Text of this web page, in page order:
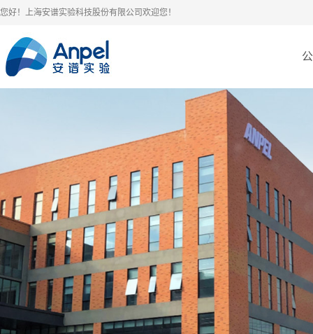
您好！上海安谱实验科技股份有限公司欢迎您！